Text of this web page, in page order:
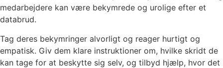
medarbejdere kan være bekymrede og urolige efter et
databrud.
Tag deres bekymringer alvorligt og reager hurtigt og
empatisk. Giv dem klare instruktioner om, hvilke skridt de
kan tage for at beskytte sig selv, og tilbyd hjælp, hvor det